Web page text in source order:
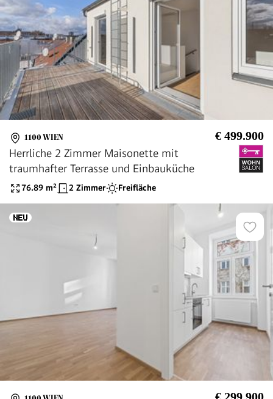
1100 WIEN € 499.900
Herrliche 2 Zimmer Maisonette mit
traumhafter Terrasse und Einbauküche
76.89 m² 2 Zimmer Freifläche